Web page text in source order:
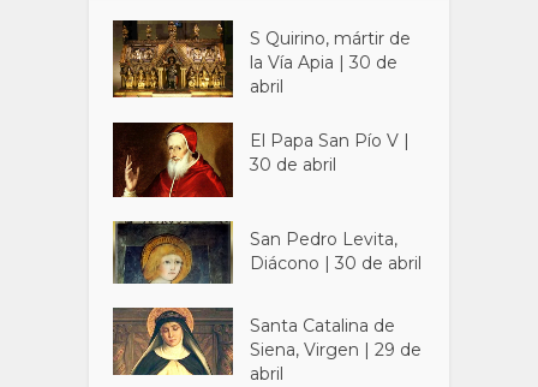
S Quirino, mártir de
la Vía Apia | 30 de
abril
El Papa San Pío V |
30 de abril
San Pedro Levita,
Diácono | 30 de abril
Santa Catalina de
Siena, Virgen | 29 de
abril